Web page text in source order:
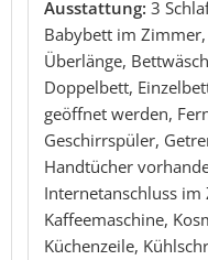
Ausstattung: 3
Babybett im
Überlänge,
Doppelbett,
geöffnet werden,
Geschirrspüler,
Handtücher
Internetanschluss im
Kaffeemaschine,
Küchenzeile,